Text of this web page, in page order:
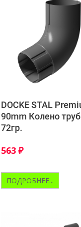
DOCKE STAL
90mm Колено
72гр.
563 ₽
ПОДРОБНЕЕ...